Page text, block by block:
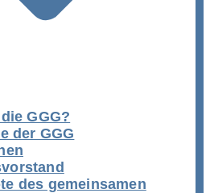
GGG?
der GGG
des gemeinsamen